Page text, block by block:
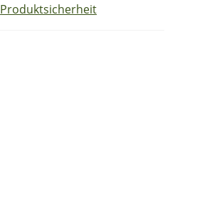
Produktsicherheit